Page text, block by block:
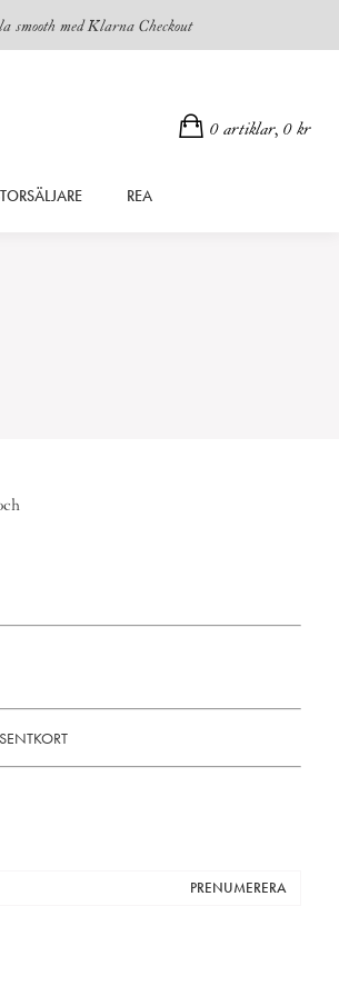
smooth med Klarna Checkout
0 artiklar, 0kr
REA
PRENUMERERA